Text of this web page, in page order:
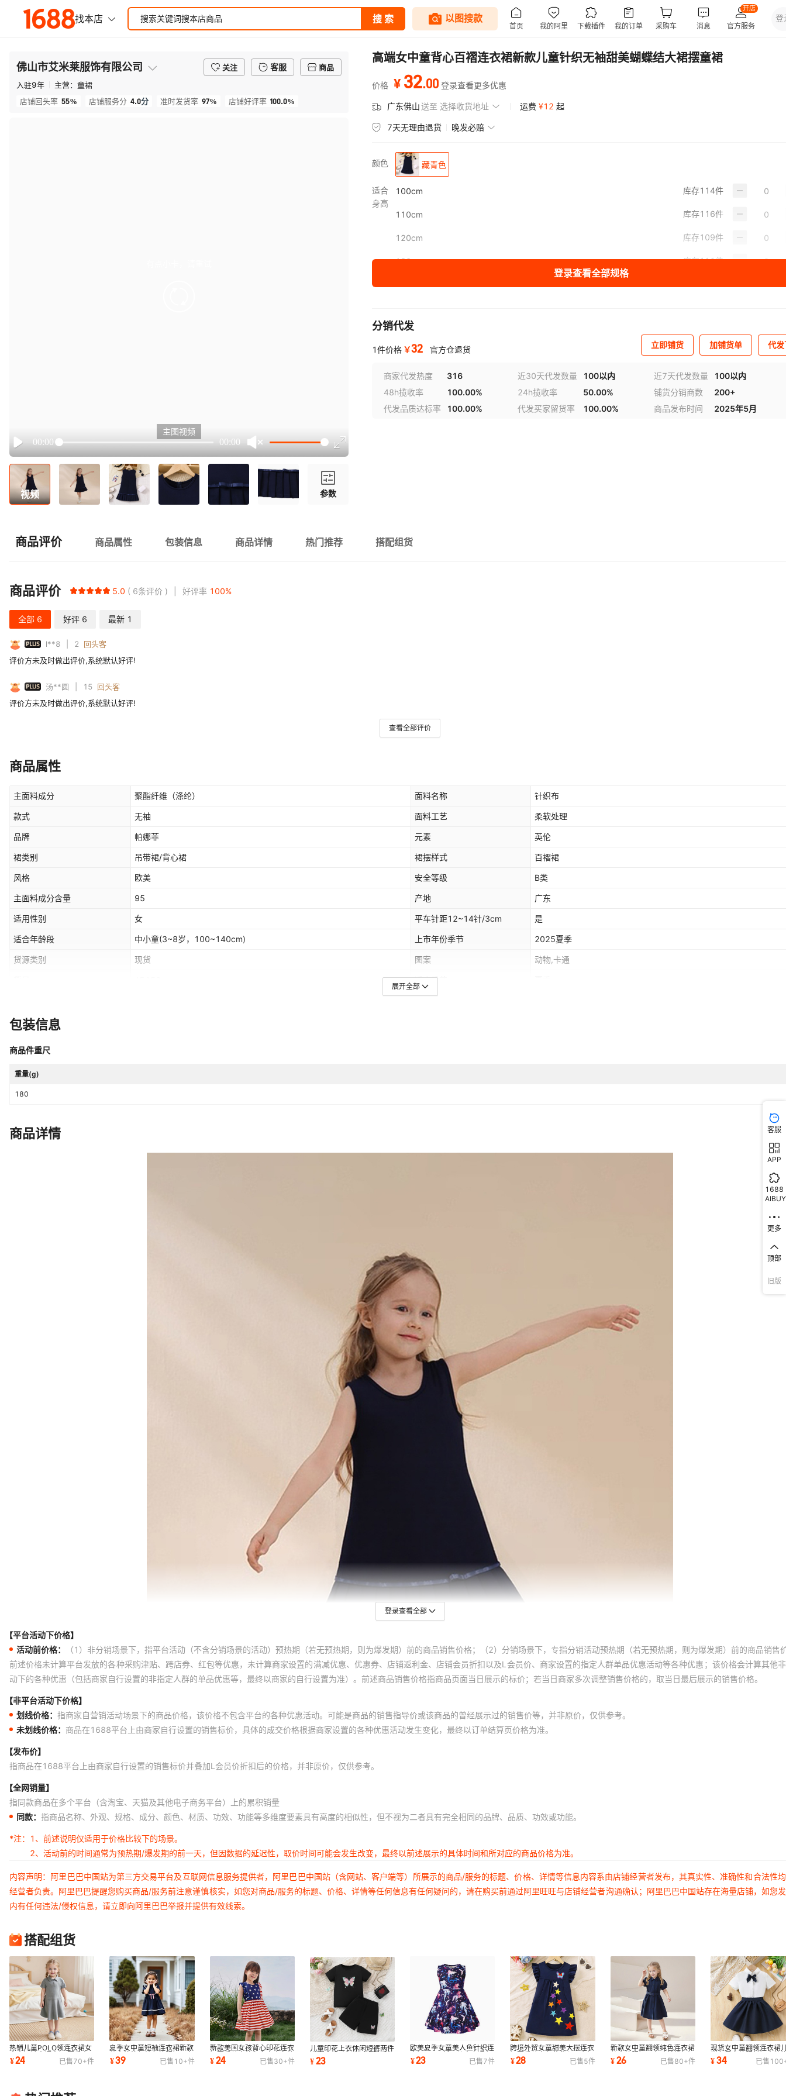
佛山市艾米莱服饰有限公司 关注 客服
商品
入驻9年 主营： 童裙
店铺回头率 55% 店铺服务分 4.0分 准时发货率 97% 店铺好评率 100.0%
Play
00:00 00:00
主图视频
视频 参数
高端女中童背心百褶连衣裙新款儿童针织无袖甜美蝴蝶结大裙摆童裙
价格 ¥ 32.00 登录查看更多优惠
广东佛山送至 选择收货地址 运费 ¥12 起
7天无理由退货 晚发必赔
颜色 藏青色
适合
身高
100cm 库存114件
110cm 库存116件
120cm 库存109件
130cm 库存111件
登录查看全部规格
分销代发
1件价格 ￥32 官方仓退货 立即铺货 加铺货单 代
商家代发热度 316 近30天代发数量 100以内 近7天代发数量
100以内
48h揽收率
100.00% 24h揽收率 50.00% 铺货分销商数
200+
代发品质达标率
100.00% 代发买家留货率 100.00% 商品发布时间 2025年5月
商品评价 商品属性 包装信息 商品详情 热门推荐 搭配组货
商品评价 5.0 6条评价 好评率 100%
全部 6 好评 6 最新 1
PLUS l**8 2
回头客
评价方未及时做出评价,系统默认好评!
PLUS 汤**圆 15
回头客
评价方未及时做出评价,系统默认好评!
查看全部评价
商品属性
主面料成分 聚酯纤维（涤纶） 面料名称 针织布
款式 无袖 面料工艺 柔软处理
品牌 帕娜菲 元素 英伦
裙类别 吊带裙/背心裙 裙摆样式 百褶裙
风格 欧美 安全等级 B类
主面料成分含量 95 产地 广东
适用性别 女 平车针距12~14针/3cm 是
适合年龄段 中小童(3~8岁，100~140cm) 上市年份季节 2025夏季
货源类别 现货 图案 动物,卡通
适合季节
里料成分含量
展开全部
包装信息
商品件重尺
重量(g)
180
商品详情
登录查看全部
【平台活动下价格】
活动前价格：
（1）非分销场景下，指平台活动（不含分销场景的活动）预热期（若无预热期，则为爆发期）前的商品销售价格；（2）分销场景下，专指分销活动预热期（若无预热期，则为爆发期）前的商品销售
前述价格未计算平台发放的各种采购津贴、跨店券、红包等优惠，未计算商家设置的满减优惠、优惠券、店铺返利金、店铺会员折扣以及L会员价、商家设置的指定人群单品优惠活动等各种优惠；该价格会计算其他
动下的各种优惠（包括商家自行设置的非指定人群的单品优惠等，最终以商家的自行设置为准）。前述商品销售价格指商品页面当日展示的标价；若当日商家多次调整销售价格的，取当日最后展示的销售价格。
【非平台活动下价格】
划线价格： 指商家自营销活动场景下的商品价格，该价格不包含平台的各种优惠活动。可能是商品的销售指导价或该商品的曾经展示过的销售价等，并非原价，仅供参考。
未划线价格： 商品在1688平台上由商家自行设置的销售标价，具体的成交价格根据商家设置的各种优惠活动发生变化，最终以订单结算页价格为准。
【发布价】
指商品在1688平台上由商家自行设置的销售标价并叠加L会员价折扣后的价格，并非原价，仅供参考。
【全网销量】
指同款商品在多个平台（含淘宝、天猫及其他电子商务平台）上的累积销量
同款： 指商品名称、外观、规格、成分、颜色、材质、功效、功能等多维度要素具有高度的相似性，但不视为二者具有完全相同的品牌、品质、功效或功能。
*注：
1、前述说明仅适用于价格比较下的场景。
2、活动前的时间通常为预热期/爆发期的前一天，但因数据的延迟性，取价时间可能会发生改变，最终以前述展示的具体时间和所对应的商品价格为准。
内容声明：阿里巴巴中国站为第三方交易平台及互联网信息服务提供者，阿里巴巴中国站（含网站、客户端等）所展示的商品/服务的标题、价格、详情等信息内容系由店铺经营者发布，其真实性、准确性和合法性
经营者负责。阿里巴巴提醒您购买商品/服务前注意谨慎核实，如您对商品/服务的标题、价格、详情等任何信息有任何疑问的，请在购买前通过阿里旺旺与店铺经营者沟通确认；阿里巴巴中国站存在海量店铺，如您
内有任何违法/侵权信息，请立即向阿里巴巴举报并提供有效线索。
搭配组货
热销儿童POLO领连衣裙女
中童短袖大摆童裙 夏季童
装学院风校服裙
¥24 已售70+件
夏季女中童短袖连衣裙新款
儿童彼德领纯色校服裙子女
孩甜美学生裙
¥39 已售 10+件
新款美国女孩背心印花连衣
裙夏季儿童外贸女中童条纹
英伦风无袖裙
¥24 已售30+件
儿童印花上衣休闲短裤两件
套 外贸女童短袖T恤夏季套
装童装速发
¥23
欧美夏季女童美人鱼针织连
衣裙2025新品儿童卡通印
花公主裙现货批
¥23 已售7件
跨境外贸女童甜美大摆连衣
裙夏季儿童印花背心公主裙
欧美童装裙子
¥28 已售5件
新款女中童翻领纯色连衣裙
儿童校服裙子女孩单排扣短
袖长裙配腰带
¥26 已售80+件
现货女中童翻领连衣裙
拼色黑白校服长裙童装
礼裙子蝴蝶结
¥34 已售
客服
APP
1688
AIBUY
更多
顶部
旧版